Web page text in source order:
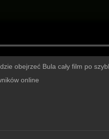
obejrzeć Bula cały film po
online